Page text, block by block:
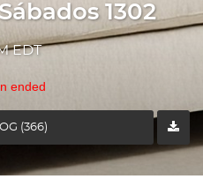
1302
EDT
ended
(366)